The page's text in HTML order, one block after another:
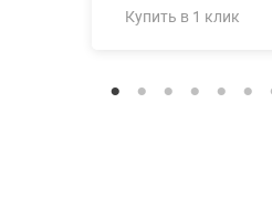
Купить в 1 клик